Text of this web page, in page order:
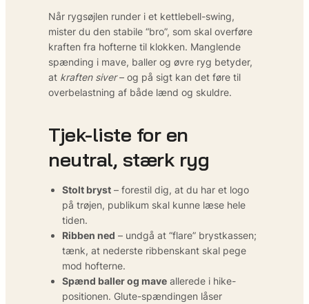
Når rygsøjlen runder i et kettlebell-swing,
mister du den stabile “bro”, som skal overføre
kraften fra hofterne til klokken. Manglende
spænding i mave, baller og øvre ryg betyder,
at kraften siver– og på sigt kan det føre til
overbelastning af både lænd og skuldre.
Tjek-liste for en
neutral, stærk ryg
Stolt bryst – forestil dig, at du har et logo
på trøjen, publikum skal kunne læse hele
tiden.
Ribben ned – undgå at “flare” brystkassen;
tænk, at nederste ribbenskant skal pege
mod hofterne.
Spænd baller og mave allerede i hike-
positionen. Glute-spændingen låser